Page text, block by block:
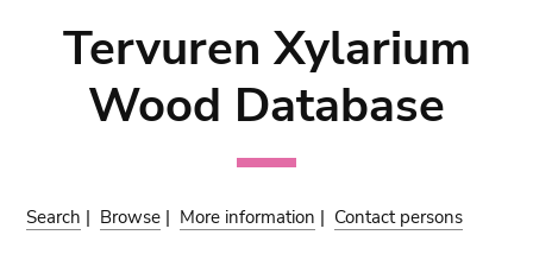
Tervuren Xylarium
Wood Database
Search | Browse | More information | Contact persons